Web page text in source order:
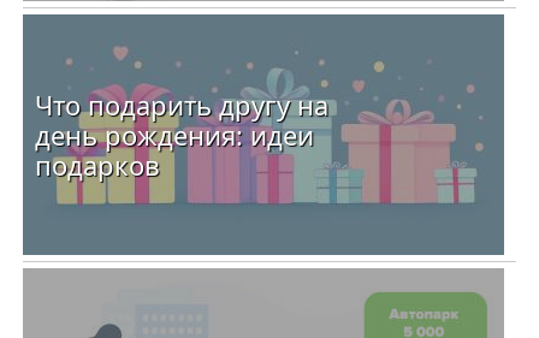
Что подарить другу на
день рождения: идеи
подарков